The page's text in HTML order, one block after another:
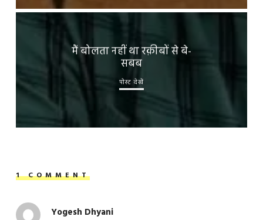
मैं बोलता नहीं था रक़ीबों से बे-
सबब
पोस्ट देखें
1 COMMENT
Yogesh Dhyani